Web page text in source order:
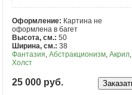
Оформление: Картина не
оформлена в багет
Высота, см.:50
Ширина, см.:38
Фантазия,Абстракционизм,Акрил,
Холст
25 000 руб.